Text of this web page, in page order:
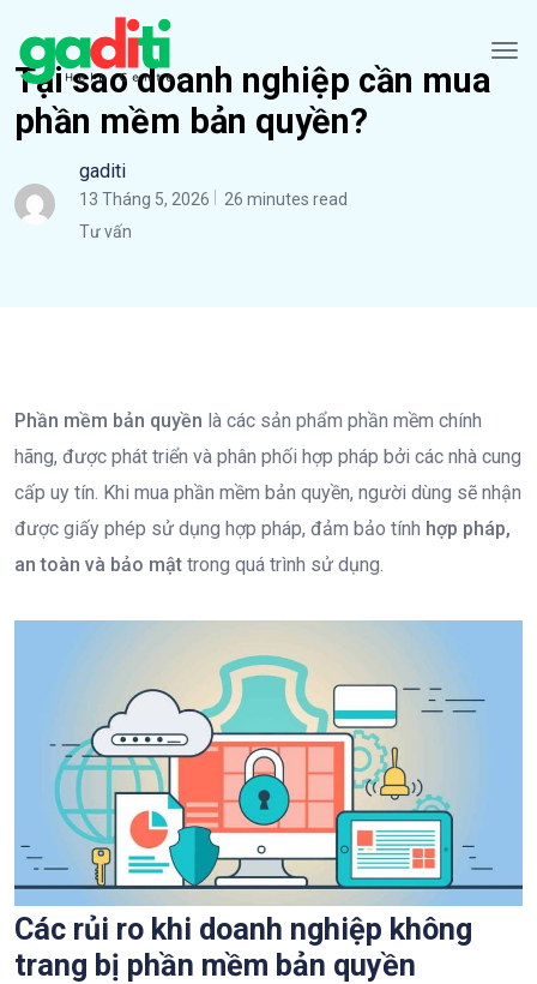
Tại sao doanh nghiệp cần mua
phần mềm bản quyền?
gaditi
13 Tháng 5, 2026
26 minutes read
Tư vấn
Phần mềm bản quyền là các sản phẩm phần mềm chính
hãng, được phát triển và phân phối hợp pháp bởi các nhà cung
cấp uy tín. Khi mua phần mềm bản quyền, người dùng sẽ nhận
được giấy phép sử dụng hợp pháp, đảm bảo tính hợp pháp,
an toàn và bảo mật trong quá trình sử dụng.
Các rủi ro khi doanh nghiệp không
trang bị phần mềm bản quyền